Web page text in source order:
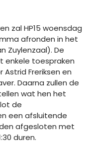
zal HP15 woensdag
afronden in het
Zuylenzaal). De
enkele toespraken
Freriksen en
Daarna zullen de
wat hen het
de
een afsluitende
afgesloten met
duren.